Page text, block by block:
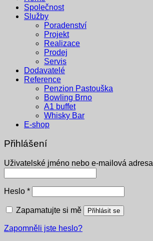
Společnost
Služby
Poradenství
Projekt
Realizace
Prodej
Servis
Dodavatelé
Reference
Penzion Pastouška
Bowling Brno
A1 buffet
Whisky Bar
E-shop
Přihlášení
Uživatelské jméno nebo e-mailová adresa
Heslo *Povinné
Zapamatujte si mě Přihlásit se
Zapomněli jste heslo?